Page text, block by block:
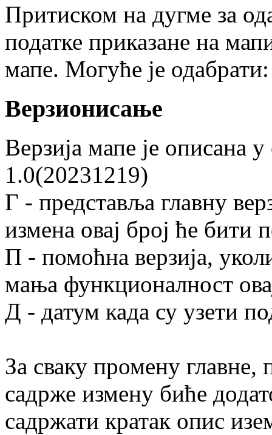
Притиском на дугме за
податке приказане на
мапе. Могуће је одабрати:
Верзионисање
Верзија мапе је
1.0(20231219)
Г - представља главну
измена овај број ће бити
П - помоћна верзија,
мања функционалност
Д - датум када су узети
За сваку промену главне,
садрже измену биће
садржати кратак опис